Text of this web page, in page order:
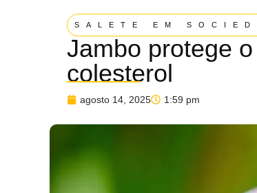
SALETE EM
Jambo protege
colesterol
agosto 14, 2025 1:59 pm